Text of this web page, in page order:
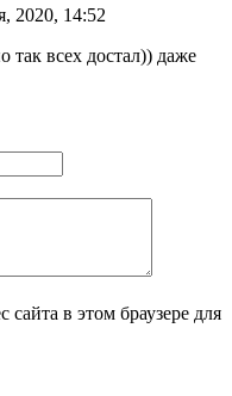
2020, 14:52
всех достал)) даже
в этом браузере для